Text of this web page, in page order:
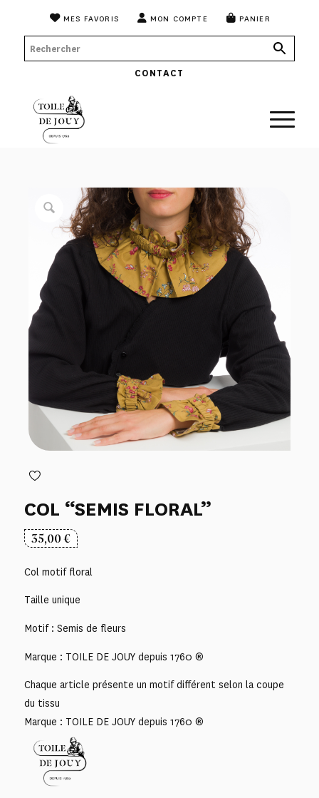
MES FAVORIS MON COMPTE PANIER
CONTACT
COL “SEMIS FLORAL”
35,00€
Col motif floral
Taille unique
Motif : Semis de fleurs
Marque : TOILE DE JOUY depuis 1760 ®
Chaque article présente un motif différent selon la coupe
du tissu
Marque : TOILE DE JOUY depuis 1760 ®